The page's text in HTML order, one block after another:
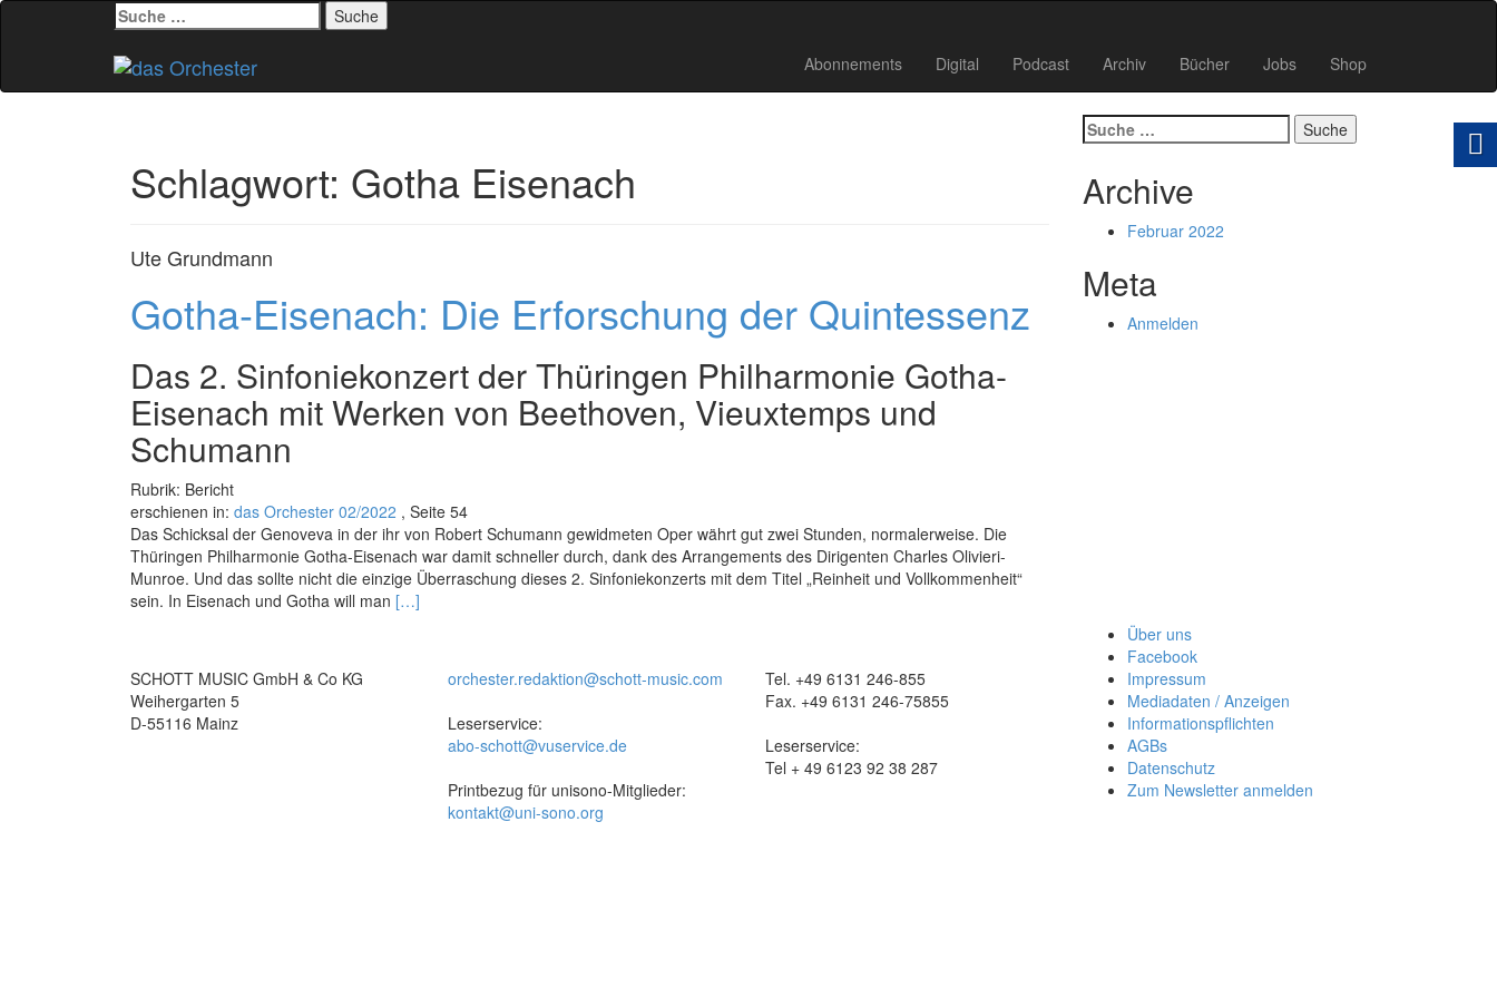
Suche
nach:
springen
Abonnements Digital Podcast Archiv Bücher Jobs Shop
Schlagwort: Gotha Eisenach
Ute Grundmann
Gotha-Eisenach: Die Erforschung der Quintessenz
Das 2. Sinfoniekonzert der Thüringen Philharmonie Gotha-
Eisenach mit Werken von Beethoven, Vieuxtemps und
Schumann
Rubrik: Bericht
erschienen in: das Orchester 02/2022 , Seite 54
Das Schicksal der Genoveva in der ihr von Robert Schumann gewidmeten Oper währt gut zwei Stunden, normalerweise. Die
Thüringen Philharmonie Gotha-Eisenach war damit schneller durch, dank des Arrangements des Dirigenten Charles Olivieri-
Munroe. Und das sollte nicht die einzige Überraschung dieses 2. Sinfoniekonzerts mit dem Titel „Reinheit und Vollkommenheit“
sein. In Eisenach und Gotha will man Read
Eisenach:
Erforschung
[…]
Suche
nach:
Archive
Februar 2022
Meta
Anmelden
SCHOTT MUSIC GmbH & Co KG
Weihergarten 5
D-55116 Mainz
orchester.redaktion@schott-music.com
Leserservice:
abo-schott@vuservice.de
Printbezug für unisono-Mitglieder:
kontakt@uni-sono.org
Tel. +49 6131 246-855
Fax. +49 6131 246-75855
Leserservice:
Tel + 49 6123 92 38 287
Über uns
Facebook
Impressum
Mediadaten / Anzeigen
Informationspflichten
AGBs
Datenschutz
Zum Newsletter anmelden